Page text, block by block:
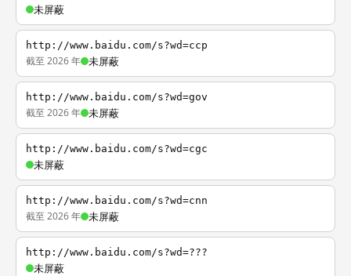
未屏蔽
http://www.baidu.com/s?wd=ccp
截至 2026 年 未屏蔽
http://www.baidu.com/s?wd=gov
截至 2026 年 未屏蔽
http://www.baidu.com/s?wd=cgc
未屏蔽
http://www.baidu.com/s?wd=cnn
截至 2026 年 未屏蔽
http://www.baidu.com/s?wd=???
未屏蔽